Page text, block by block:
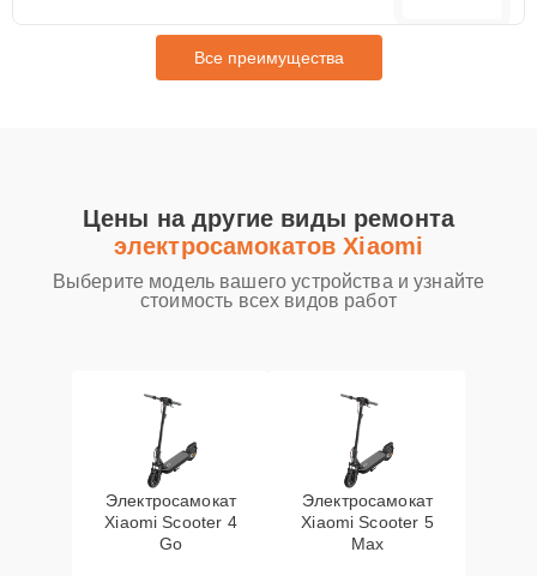
Все преимущества
Цены на другие виды ремонта
электросамокатов Xiaomi
Выберите модель вашего устройства и узнайте
стоимость всех видов работ
Электросамокат
Xiaomi Scooter 4
Go
Электросамокат
Xiaomi Scooter 5
Max